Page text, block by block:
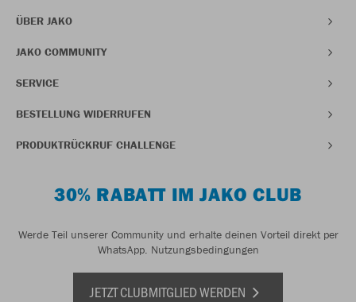
ÜBER JAKO
JAKO COMMUNITY
SERVICE
BESTELLUNG WIDERRUFEN
PRODUKTRÜCKRUF CHALLENGE
30% RABATT IM JAKO CLUB
Werde Teil unserer Community und erhalte deinen Vorteil direkt per
WhatsApp. Nutzungsbedingungen
JETZT CLUBMITGLIED WERDEN